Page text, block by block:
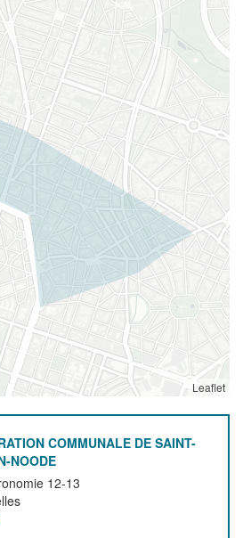
Leaflet
COMMUNALE DE SAINT-
NOODE
12-13